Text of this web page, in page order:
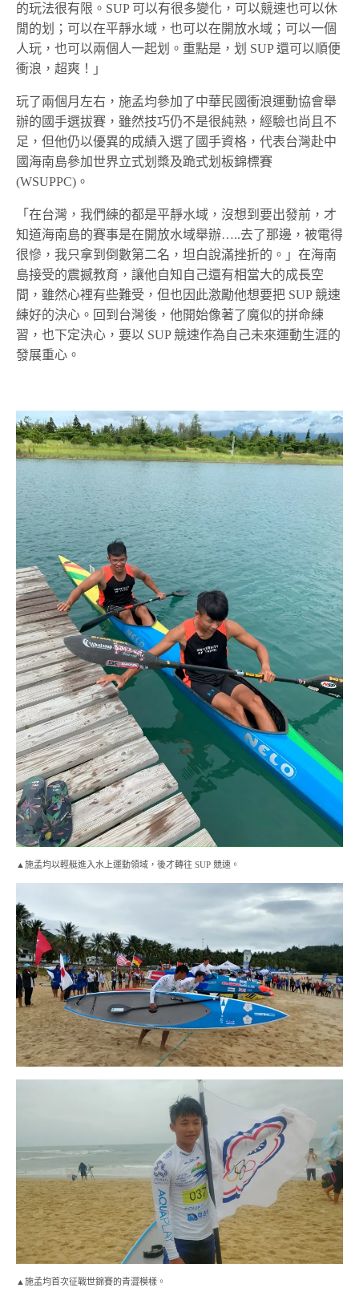
的玩法很有限。SUP 可以有很多變化，可以競速也可以休
閒的划；可以在平靜水域，也可以在開放水域；可以一個
人玩，也可以兩個人一起划。重點是，划 SUP 還可以順便
衝浪，超爽！」
玩了兩個月左右，施孟均參加了中華民國衝浪運動協會舉
辦的國手選拔賽，雖然技巧仍不是很純熟，經驗也尚且不
足，但他仍以優異的成績入選了國手資格，代表台灣赴中
國海南島參加世界立式划槳及跪式划板錦標賽
(WSUPPC)。
「在台灣，我們練的都是平靜水域，沒想到要出發前，才
知道海南島的賽事是在開放水域舉辦…..去了那邊，被電得
很慘，我只拿到倒數第二名，坦白說滿挫折的。」在海南
島接受的震撼教育，讓他自知自己還有相當大的成長空
間，雖然心裡有些難受，但也因此激勵他想要把 SUP 競速
練好的決心。回到台灣後，他開始像著了魔似的拼命練
習，也下定決心，要以 SUP 競速作為自己未來運動生涯的
發展重心。
▲施孟均以輕艇進入水上運動領域，後才轉往 SUP 競速。
▲施孟均首次征戰世錦賽的青澀模樣。